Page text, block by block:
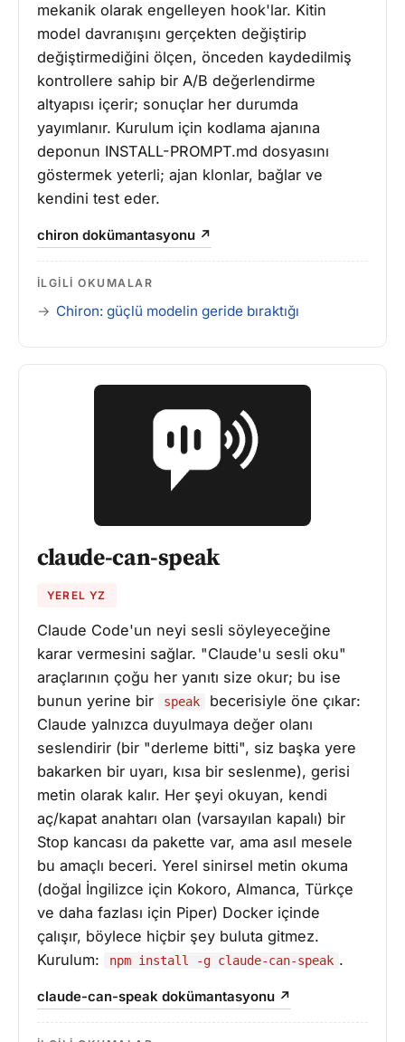
mekanik olarak engelleyen hook'lar. Kitin
model davranışını gerçekten değiştirip
değiştirmediğini ölçen, önceden kaydedilmiş
kontrollere sahip bir A/B değerlendirme
altyapısı içerir; sonuçlar her durumda
yayımlanır. Kurulum için kodlama ajanına
deponun INSTALL-PROMPT.md dosyasını
göstermek yeterli; ajan klonlar, bağlar ve
kendini test eder.
chiron dokümantasyonu ↗
İLGILI OKUMALAR
Chiron: güçlü modelin geride bıraktığı
claude-can-speak
YEREL YZ
Claude Code'un neyi sesli söyleyeceğine
karar vermesini sağlar. "Claude'u sesli oku"
araçlarının çoğu her yanıtı size okur; bu ise
bunun yerine bir
speak
becerisiyle öne çıkar:
Claude yalnızca duyulmaya değer olanı
seslendirir (bir "derleme bitti", siz başka yere
bakarken bir uyarı, kısa bir seslenme), gerisi
metin olarak kalır. Her şeyi okuyan, kendi
aç/kapat anahtarı olan (varsayılan kapalı) bir
Stop kancası da pakette var, ama asıl mesele
bu amaçlı beceri. Yerel sinirsel metin okuma
(doğal İngilizce için Kokoro, Almanca, Türkçe
ve daha fazlası için Piper) Docker içinde
çalışır, böylece hiçbir şey buluta gitmez.
Kurulum:
npm install -g claude-can-speak .
claude-can-speak dokümantasyonu ↗